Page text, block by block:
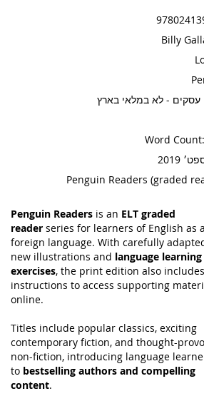
Billy
Word
Penguin Readers (graded
Penguin Readers is an ELT graded
reader series for learners of English as a
foreign language. With carefully
new illustrations and language learning
exercises, the print edition also includes
instructions to access supporting
online.
Titles include popular classics, exciting
contemporary fiction, and thought-
non-fiction, introducing language
to bestselling authors and compelling
content.